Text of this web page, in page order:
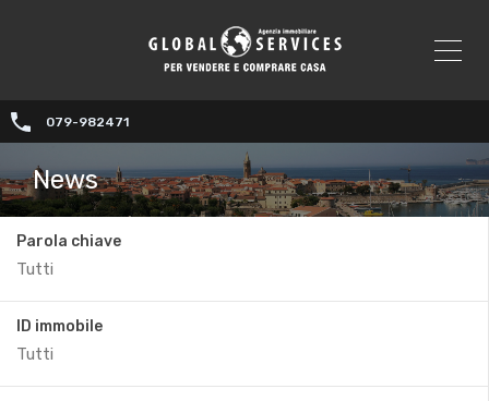
079-982471
News
Parola chiave
ID immobile